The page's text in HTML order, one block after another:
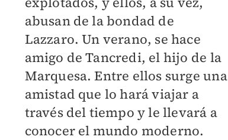
abusan de la bondad de
Lazzaro. Un verano, se hace
amigo de Tancredi, el hijo de la
Marquesa. Entre ellos surge una
amistad que lo hará viajar a
través del tiempo y le llevará a
conocer el mundo moderno.